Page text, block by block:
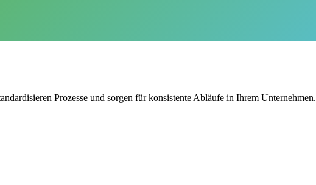
Prozesse und sorgen für konsistente Abläufe in Ihrem Unternehmen.